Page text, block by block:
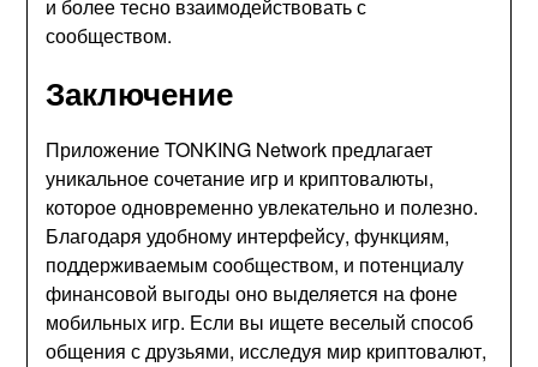
и более тесно взаимодействовать с
сообществом.
Заключение
Приложение TONKING Network предлагает
уникальное сочетание игр и криптовалюты,
которое одновременно увлекательно и полезно.
Благодаря удобному интерфейсу, функциям,
поддерживаемым сообществом, и потенциалу
финансовой выгоды оно выделяется на фоне
мобильных игр. Если вы ищете веселый способ
общения с друзьями, исследуя мир криптовалют,